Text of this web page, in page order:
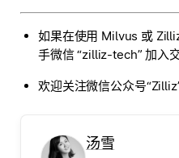
如果在使用 Milvus 或
手微信 “zilliz-tech” 加入交
欢迎关注微信公众号
汤雪